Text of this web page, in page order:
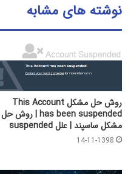
نوشته های مشابه
روش حل مشکل This Account
has been suspended | روش حل
مشکل ساسپند | علل suspended
14-11-1398